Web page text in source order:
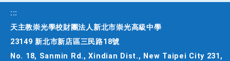
:::
天主教崇光學校財團法人新北市崇光高級中學
23149 新北市新店區三民路18號
No. 18, Sanmin Rd., Xindian Dist., New Taipei City 231,